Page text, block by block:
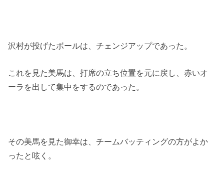
沢村が投げたボールは、チェンジアップであった。
これを見た美馬は、打席の立ち位置を元に戻し、赤いオ
ーラを出して集中をするのであった。
その美馬を見た御幸は、チームバッティングの方がよか
ったと呟く。